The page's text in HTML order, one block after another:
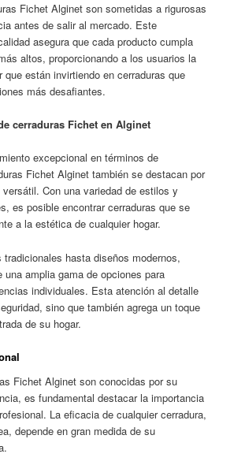
Fichet Alginet son sometidas a rigurosas
antes de salir al mercado. Este
asegura que cada producto cumpla
altos, proporcionando a los usuarios la
que están invirtiendo en cerraduras que
más desafiantes.
cerraduras Fichet en Alginet
excepcional en términos de
Fichet Alginet también se destacan por
Con una variedad de estilos y
es posible encontrar cerraduras que se
a la estética de cualquier hogar.
tradicionales hasta diseños modernos,
una amplia gama de opciones para
individuales. Esta atención al detalle
sino que también agrega un toque
de su hogar.
Fichet Alginet son conocidas por su
es fundamental destacar la importancia
La eficacia de cualquier cerradura,
depende en gran medida de su